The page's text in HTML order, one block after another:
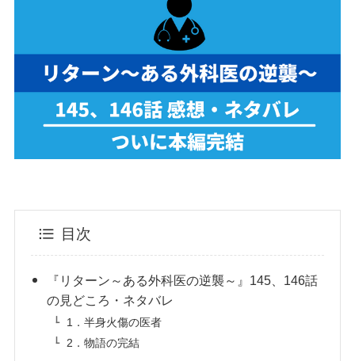
目次
『リターン～ある外科医の逆襲～』145、146話
の見どころ・ネタバレ
1．半身火傷の医者
2．物語の完結